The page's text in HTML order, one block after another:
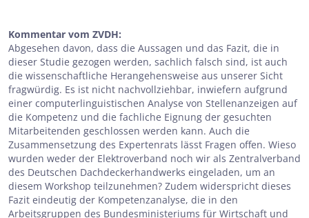
Kommentar vom ZVDH:
Abgesehen davon, dass die Aussagen und das Fazit, die in
dieser Studie gezogen werden, sachlich falsch sind, ist auch
die wissenschaftliche Herangehensweise aus unserer Sicht
fragwürdig. Es ist nicht nachvollziehbar, inwiefern aufgrund
einer computerlinguistischen Analyse von Stellenanzeigen auf
die Kompetenz und die fachliche Eignung der gesuchten
Mitarbeitenden geschlossen werden kann. Auch die
Zusammensetzung des Expertenrats lässt Fragen offen. Wieso
wurden weder der Elektroverband noch wir als Zentralverband
des Deutschen Dachdeckerhandwerks eingeladen, um an
diesem Workshop teilzunehmen? Zudem widerspricht dieses
Fazit eindeutig der Kompetenzanalyse, die in den
Arbeitsgruppen des Bundesministeriums für Wirtschaft und